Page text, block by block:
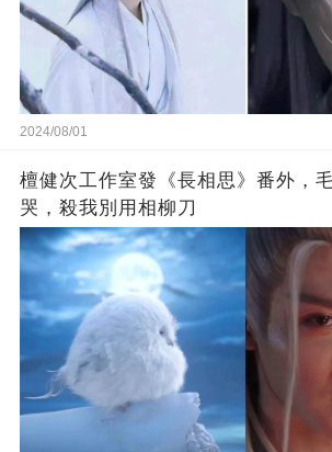
2024/08/01
檀健次工作室發《長相思》番外，
哭，殺我別用相柳刀